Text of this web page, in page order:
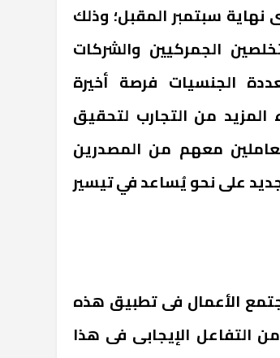
نهاية سبتمبر المقبل؛ وذلك
الجمركيين والشركات
الجنسيات فرصة أخيرة
المزيد من التجارب لتحقيق
معهم من المصدرين
على نحو يُساعد في تيسير
الأعمال فى تطبيق هذه
التفاعل الإيجابى فى هذا